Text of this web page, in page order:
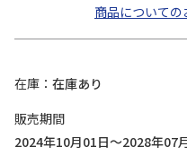
商品について
在庫
在庫あり
販売期間
2024年10月01日～2028年07